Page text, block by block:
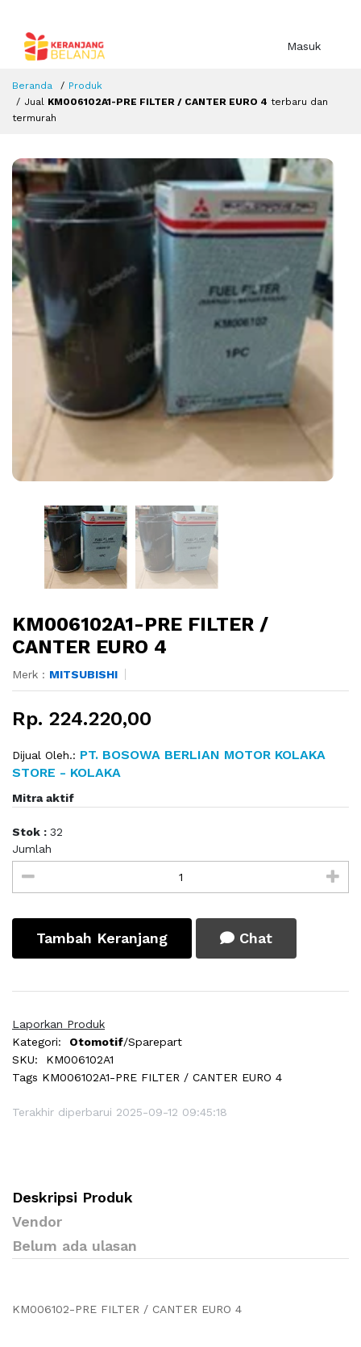
Masuk
Beranda
Produk
Jual KM006102A1-PRE FILTER / CANTER EURO 4 terbaru dan
termurah
KM006102A1-PRE FILTER /
CANTER EURO 4
Merk : MITSUBISHI
Rp. 224.220,00
Dijual Oleh.: PT. BOSOWA BERLIAN MOTOR KOLAKA
STORE - KOLAKA
Mitra aktif
Stok : 32
Jumlah
Tambah Keranjang Chat
Laporkan Produk
Kategori:
Otomotif/Sparepart
SKU:
KM006102A1
Tags KM006102A1-PRE FILTER / CANTER EURO 4
Terakhir diperbarui 2025-09-12 09:45:18
Deskripsi Produk
Vendor
Belum ada ulasan
KM006102-PRE FILTER / CANTER EURO 4